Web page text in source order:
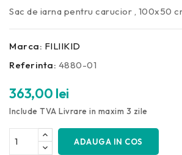
Sac de iarna pentru carucior , 100x50
Marca: FILlIKID
Referinta: 4880-01
363,00 lei
Include TVA Livrare in maxim 3 zile
ADAUGA IN COS